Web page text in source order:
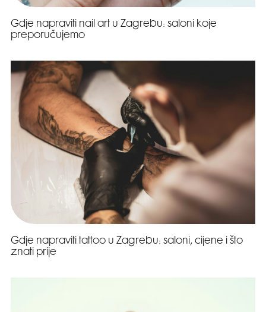
Gdje napraviti nail art u Zagrebu: saloni koje
preporučujemo
Gdje napraviti tattoo u Zagrebu: saloni, cijene i što
znati prije